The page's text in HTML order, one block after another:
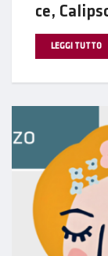
ce,
LEGGI TUTTO